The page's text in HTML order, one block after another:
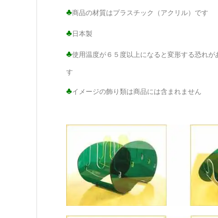
♣商品の材質はプラスチック（アクリル）です
♣日本製
♣使用温度が６５度以上になると変形する恐れが
す
♣イメージの飾り類は商品には含まれません